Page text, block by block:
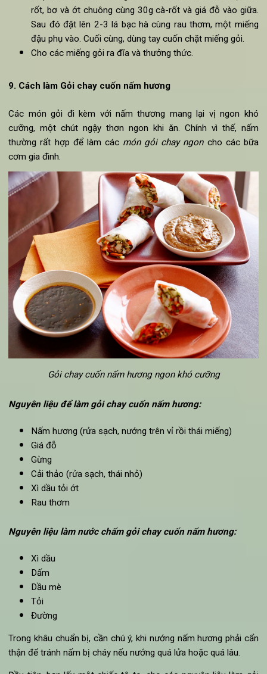
Nửa quả ớt chuông (thái giống dưa chuột)
1 củ cà rốt (nạo sạch vỏ, thái miếng dài mỏng)
1/4 quả bơ (thái mỏng)
18-20 lá bạc hà tươi
100 giá đỗ
Cách chế biến Gỏi chay đậu phụ:
Lấy một chiếc bát nhỏ; cho xì dầu, một ít muối, hạt tiêu
hành lá trộn đều với nhau. Tiếp theo, cho các miếng
phụ vào hỗn hợp sốt vừa trộn, lật đều cho các mặt
sốt và để ướp trong khoảng 7-10 phút.
Sử dụng một chiếc chảo, cho dầu ô-liu vào rồi để đậu
vào rán. Nhẹ nhàng lật các miếng đậu phụ liên tục
tránh đậu bị cháy hoặc bị nát. Khi đậu phụ chín, cho
đĩa.
Cho nước ấm vào một chiếc bát to rồi nhẹ nhàng
từng miếng bánh đa cuốn gỏi vào và bỏ ra.
Tiếp theo, ta cho nhân gỏi vào để cuốn. Đầu tiên, đặt
rốt, bơ và ớt chuông cùng 30g cà-rốt và giá đỗ vào
Sau đó đặt lên 2-3 lá bạc hà cùng rau thơm, một
đậu phụ vào. Cuối cùng, dùng tay cuốn chặt miếng gỏi.
Cho các miếng gỏi ra đĩa và thưởng thức.
cưỡng, một chút ngậy thơn ngon khi ăn. Chính vì thế,
thường rất hợp để làm các
cơm gia đình.